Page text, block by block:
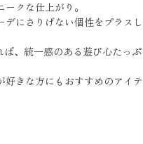
クな仕上がり。
デにさりげない個性をプラスし
ば、統一感のある遊び心たっぷ
好きな方にもおすすめのアイテ